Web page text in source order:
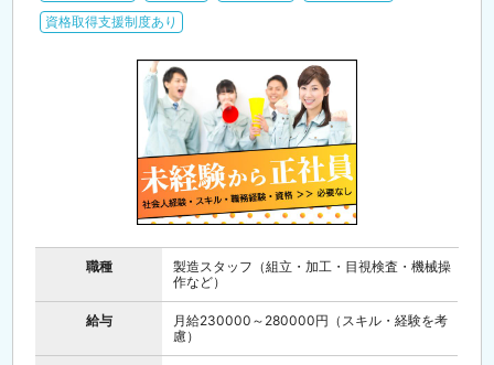
資格取得支援制度あり
職種
製造スタッフ（組立・加工・目視検査・機械操
作など）
給与
月給230000～280000円（スキル・経験を考
慮）